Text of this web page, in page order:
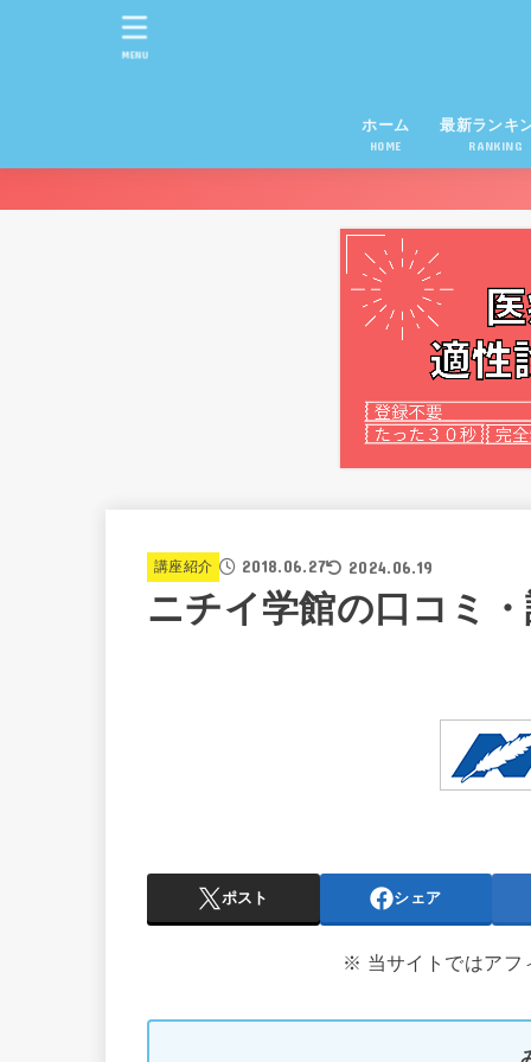
ホーム
HOME
最新ランキ
RANKING
MENU
講座紹介 2018.06.27 2024.06.19
ニチイ学館の口コミ
ポスト シェア
※ 当サイトではアフ